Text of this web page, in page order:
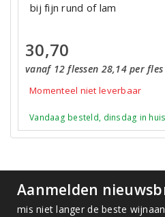
bij fijn rund of lam
30,70
vanaf 12 flessen 28,14 per fles
Momenteel niet leverbaar
Vandaag besteld, dinsdag in huis
Aanmelden
mis niet langer de beste